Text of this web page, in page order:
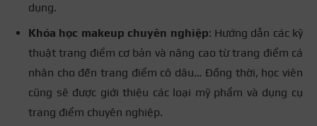
dụng.
Khóa học makeup chuyên nghiệp: Hướng dẫn các kỹ
thuật trang điểm cơ bản và nâng cao từ trang điểm cá
nhân cho đến trang điểm cô dâu… Đồng thời, học viên
cũng sẽ được giới thiệu các loại mỹ phẩm và dụng cụ
trang điểm chuyên nghiệp.